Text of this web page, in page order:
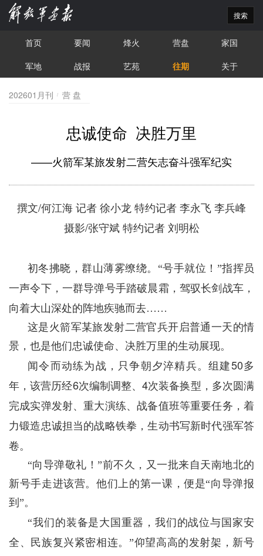
搜索
首页 要闻 烽火 营盘
家国
军地
战报 艺苑 往期 关于
202601月刊 营 盘
忠诚使命 决胜万里
——火箭军某旅发射二营矢志奋斗强军纪实
撰文/何江海 记者 徐小龙 特约记者 李永飞 李兵峰
摄影/张守斌 特约记者 刘明松
初冬拂晓，群山薄雾缭绕。“号手就位！”指挥员
一声令下，一群导弹号手踏破晨霜，驾驭长剑战车，
向着大山深处的阵地疾驰而去……
这是火箭军某旅发射二营官兵开启普通一天的情
景，也是他们忠诚使命、决胜万里的生动展现。
闻令而动练为战，只争朝夕淬精兵。组建50多
年，该营历经6次编制调整、4次装备换型，多次圆满
完成实弹发射、重大演练、战备值班等重要任务，着
力锻造忠诚担当的战略铁拳，生动书写新时代强军答
卷。
“向导弹敬礼！”前不久，又一批来自天南地北的
新号手走进该营。他们上的第一课，便是“向导弹报
到”。
“我们的装备是大国重器，我们的战位与国家安
全、民族复兴紧密相连。”仰望高高的发射架，新号